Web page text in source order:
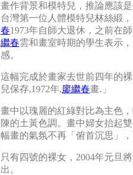
畫作背景和模特兒，推論應該
台灣第一位人體模特兒林絲緞
春1973年自師大退休，之前在
繼春雲和畫室時期的學生表示
感。
這幅完成於畫家去世前四年的
兒保存,1972年, 廖繼春畫.」
畫中以瑰麗的紅綠對比為主色
陳的土黃色調。畫中婦女抬起
幅畫的氣氛不再「俯首沉思」
只有四號的裸女，2004年元旦
出。